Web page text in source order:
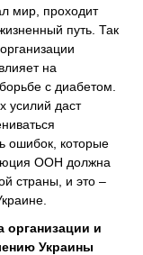
мир, проходит
путь. Так
на
с диабетом.
усилий даст
ошибок, которые
ООН должна
страны, и это –
организации и
Украины